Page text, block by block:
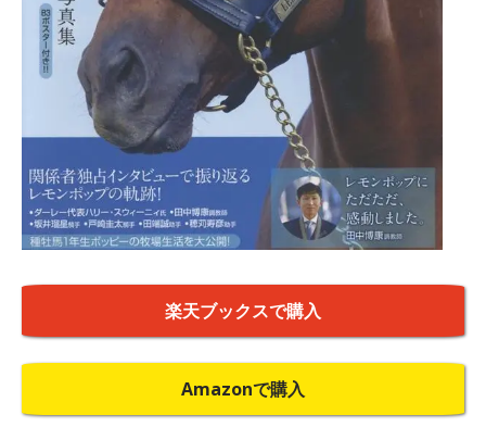
楽天ブックスで購入
Amazonで購入